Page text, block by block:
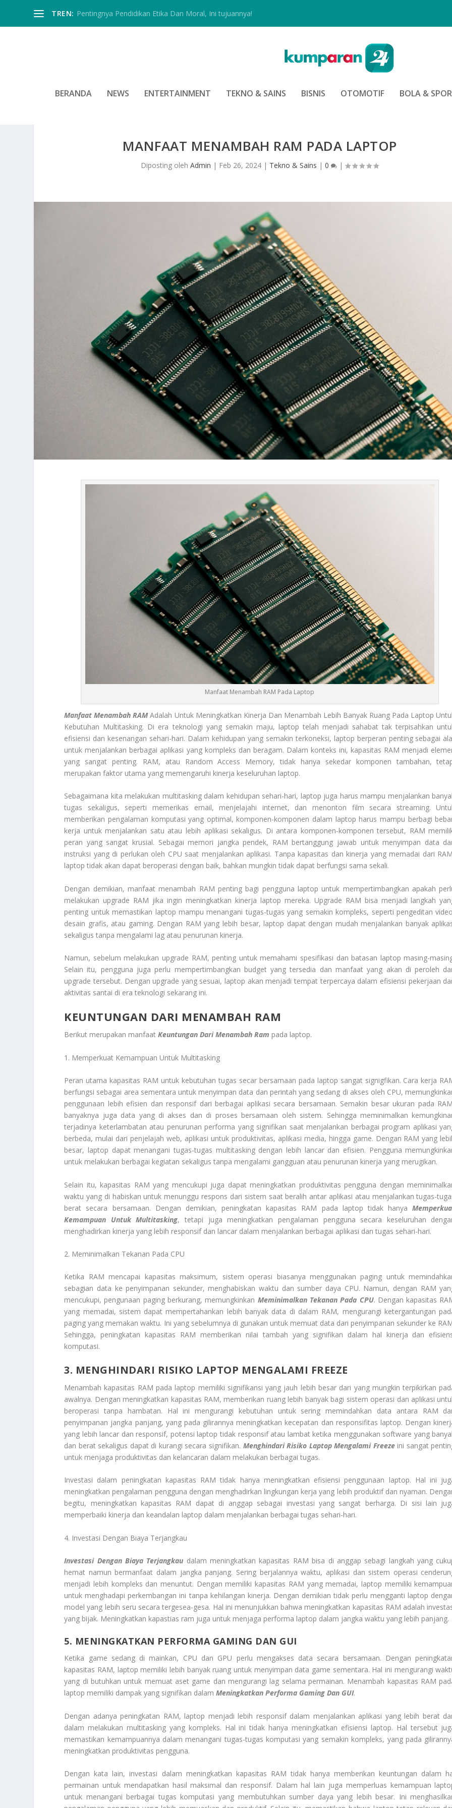
TREN: Pentingnya Pendidikan Etika Dan Moral, Ini tujuannya!
BERANDA NEWS ENTERTAINMENT TEKNO & SAINS BISNIS OTOMOTIF BOLA &
MANFAAT MENAMBAH RAM PADA LAPTOP
Diposting olehAdmin | Feb 26, 2024 | Tekno & Sains |0 |
Manfaat Menambah RAM Pada Laptop
Manfaat Menambah RAMAdalah Untuk Meningkatkan Kinerja Dan Menambah Lebih Banyak Ruang Pada Laptop
Kebutuhan Multitasking. Di era teknologi yang semakin maju, laptop telah menjadi sahabat tak terpisahkan
efisiensi dan kesenangan sehari-hari. Dalam kehidupan yang semakin terkoneksi, laptop berperan penting sebagai
untuk menjalankan berbagai aplikasi yang kompleks dan beragam. Dalam konteks ini, kapasitas RAM menjadi
yang sangat penting. RAM, atau Random Access Memory, tidak hanya sekedar komponen tambahan,
merupakan faktor utama yang memengaruhi kinerja keseluruhan laptop.
Sebagaimana kita melakukan multitasking dalam kehidupan sehari-hari, laptop juga harus mampu menjalankan
tugas sekaligus, seperti memerikas email, menjelajahi internet, dan menonton film secara streaming.
memberikan pengalaman komputasi yang optimal, komponen-komponen dalam laptop harus mampu berbagi
kerja untuk menjalankan satu atau lebih aplikasi sekaligus. Di antara komponen-komponen tersebut, RAM
peran yang sangat krusial. Sebagai memori jangka pendek, RAM bertanggung jawab untuk menyimpan data
instruksi yang di perlukan oleh CPU saat menjalankan aplikasi. Tanpa kapasitas dan kinerja yang memadai dari
laptop tidak akan dapat beroperasi dengan baik, bahkan mungkin tidak dapat berfungsi sama sekali.
Dengan demikian, manfaat menambah RAM penting bagi pengguna laptop untuk mempertimbangkan apakah
melakukan upgrade RAM jika ingin meningkatkan kinerja laptop mereka. Upgrade RAM bisa menjadi langkah
penting untuk memastikan laptop mampu menangani tugas-tugas yang semakin kompleks, seperti pengeditan
desain grafis, atau gaming. Dengan RAM yang lebih besar, laptop dapat dengan mudah menjalankan banyak
sekaligus tanpa mengalami lag atau penurunan kinerja.
Namun, sebelum melakukan upgrade RAM, penting untuk memahami spesifikasi dan batasan laptop masing-
Selain itu, pengguna juga perlu mempertimbangkan budget yang tersedia dan manfaat yang akan di peroleh
upgrade tersebut. Dengan upgrade yang sesuai, laptop akan menjadi tempat terpercaya dalam efisiensi pekerjaan
aktivitas santai di era teknologi sekarang ini.
KEUNTUNGAN DARI MENAMBAH RAM
Berikut merupakan manfaatKeuntungan Dari Menambah Ram pada laptop.
1. Memperkuat Kemampuan Untuk Multitasking
Peran utama kapasitas RAM untuk kebutuhan tugas secar bersamaan pada laptop sangat signigfikan. Cara kerja
berfungsi sebagai area sementara untuk menyimpan data dan perintah yang sedang di akses oleh CPU,
penggunaan lebih efisien dan responsif dari berbagai aplikasi secara bersamaan. Semakin besar ukuran pada
banyaknya juga data yang di akses dan di proses bersamaan oleh sistem. Sehingga meminimalkan
terjadinya keterlambatan atau penurunan performa yang signifikan saat menjalankan berbagai program aplikasi
berbeda, mulai dari penjelajah web, aplikasi untuk produktivitas, aplikasi media, hingga game. Dengan RAM yang
besar, laptop dapat menangani tugas-tugas multitasking dengan lebih lancar dan efisien. Pengguna
untuk melakukan berbagai kegiatan sekaligus tanpa mengalami gangguan atau penurunan kinerja yang merugikan.
Selain itu, kapasitas RAM yang mencukupi juga dapat meningkatkan produktivitas pengguna dengan
waktu yang di habiskan untuk menunggu respons dari sistem saat beralih antar aplikasi atau menjalankan tugas-
berat secara bersamaan. Dengan demikian, peningkatan kapasitas RAM pada laptop tidak hanya
Kemampuan Untuk Multitasking, tetapi juga meningkatkan pengalaman pengguna secara keseluruhan
menghadirkan kinerja yang lebih responsif dan lancar dalam menjalankan berbagai aplikasi dan tugas sehari-hari.
2. Meminimalkan Tekanan Pada CPU
Ketika RAM mencapai kapasitas maksimum, sistem operasi biasanya menggunakan paging untuk
sebagian data ke penyimpanan sekunder, menghabiskan waktu dan sumber daya CPU. Namun, dengan RAM
mencukupi, pengunaan paging berkurang, memungkinkan Meminimalkan Tekanan Pada CPU. Dengan kapasitas
yang memadai, sistem dapat mempertahankan lebih banyak data di dalam RAM, mengurangi ketergantungan
paging yang memakan waktu. Ini yang sebelumnya di gunakan untuk memuat data dari penyimpanan sekunder ke
Sehingga, peningkatan kapasitas RAM memberikan nilai tambah yang signifikan dalam hal kinerja dan
komputasi.
3. MENGHINDARI RISIKO LAPTOP MENGALAMI FREEZE
Menambah kapasitas RAM pada laptop memiliki signifikansi yang jauh lebih besar dari yang mungkin terpikirkan
awalnya. Dengan meningkatkan kapasitas RAM, memberikan ruang lebih banyak bagi sistem operasi dan aplikasi
beroperasi tanpa hambatan. Hal ini mengurangi kebutuhan untuk sering memindahkan data antara RAM
penyimpanan jangka panjang, yang pada gilirannya meningkatkan kecepatan dan responsifitas laptop. Dengan
yang lebih lancar dan responsif, potensi laptop tidak responsif atau lambat ketika menggunakan software yang
dan berat sekaligus dapat di kurangi secara signifikan. Menghindari Risiko Laptop Mengalami Freezeini sangat
untuk menjaga produktivitas dan kelancaran dalam melakukan berbagai tugas.
Investasi dalam peningkatan kapasitas RAM tidak hanya meningkatkan efisiensi penggunaan laptop. Hal ini
meningkatkan pengalaman pengguna dengan menghadirkan lingkungan kerja yang lebih produktif dan nyaman.
begitu, meningkatkan kapasitas RAM dapat di anggap sebagai investasi yang sangat berharga. Di sisi lain
memperbaiki kinerja dan keandalan laptop dalam menjalankan berbagai tugas sehari-hari.
4. Investasi Dengan Biaya Terjangkau
Investasi Dengan Biaya Terjangkau dalam meningkatkan kapasitas RAM bisa di anggap sebagi langkah yang
hemat namun bermanfaat dalam jangka panjang. Sering berjalannya waktu, aplikasi dan sistem operasi
menjadi lebih kompleks dan menuntut. Dengan memiliki kapasitas RAM yang memadai, laptop memiliki
untuk menghadapi perkembangan ini tanpa kehilangan kinerja. Dengan demikian tidak perlu mengganti laptop
model yang lebih seru secara tergesea-gesa. Hal ini menunjukkan bahwa meningkatkan kapasitas RAM adalah
yang bijak. Meningkatkan kapastias ram juga untuk menjaga performa laptop dalam jangka waktu yang lebih panjang.
5. MENINGKATKAN PERFORMA GAMING DAN GUI
Ketika game sedang di mainkan, CPU dan GPU perlu mengakses data secara bersamaan. Dengan
kapasitas RAM, laptop memiliki lebih banyak ruang untuk menyimpan data game sementara. Hal ini mengurangi
yang di butuhkan untuk memuat aset game dan mengurangi lag selama permainan. Menambah kapasitas RAM
laptop memiliki dampak yang signifikan dalamMeningkatkan Performa Gaming Dan GUI.
Dengan adanya peningkatan RAM, laptop menjadi lebih responsif dalam menjalankan aplikasi yang lebih berat
dalam melakukan multitasking yang kompleks. Hal ini tidak hanya meningkatkan efisiensi laptop. Hal tersebut
memastikan kemampuannya dalam menangani tugas-tugas komputasi yang semakin kompleks, yang pada
meningkatkan produktivitas pengguna.
Dengan kata lain, investasi dalam meningkatkan kapasitas RAM tidak hanya memberikan keuntungan dalam
permainan untuk mendapatkan hasil maksimal dan responsif. Dalam hal lain juga memperluas kemampuan
untuk menangani berbagai tugas komputasi yang membutuhkan sumber daya yang lebih besar. Ini